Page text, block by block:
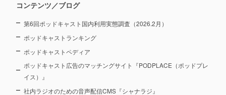
コンテンツ／ブログ
第6回ポッドキャスト国内利用実態調査（2026.2月）
ポッドキャストランキング
ポッドキャストペディア
ポッドキャスト広告のマッチングサイト『PODPLACE（ポッドプレ
イス）』
社内ラジオのための音声配信CMS『シャナラジ』